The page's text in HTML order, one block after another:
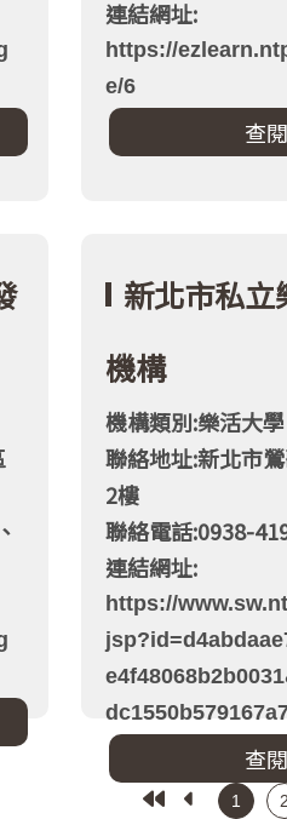
連結網址:
https://
e/6
新北市私立
機構
機構類別:樂活大學
聯絡地址:新北市
2樓
聯絡電話:0938-
連結網址:
https://